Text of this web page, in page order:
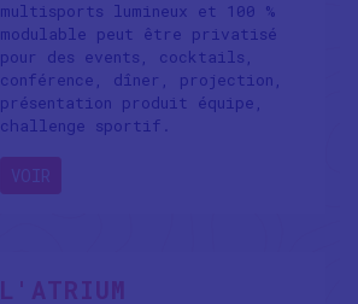
multisports lumineux et 100 %
modulable peut être privatisé
pour des events, cocktails,
conférence, dîner, projection,
présentation produit équipe,
challenge sportif.
VOIR
L'ATRIUM